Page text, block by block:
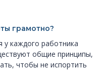
грамотно?
у каждого работника
общие принципы,
чтобы не испортить